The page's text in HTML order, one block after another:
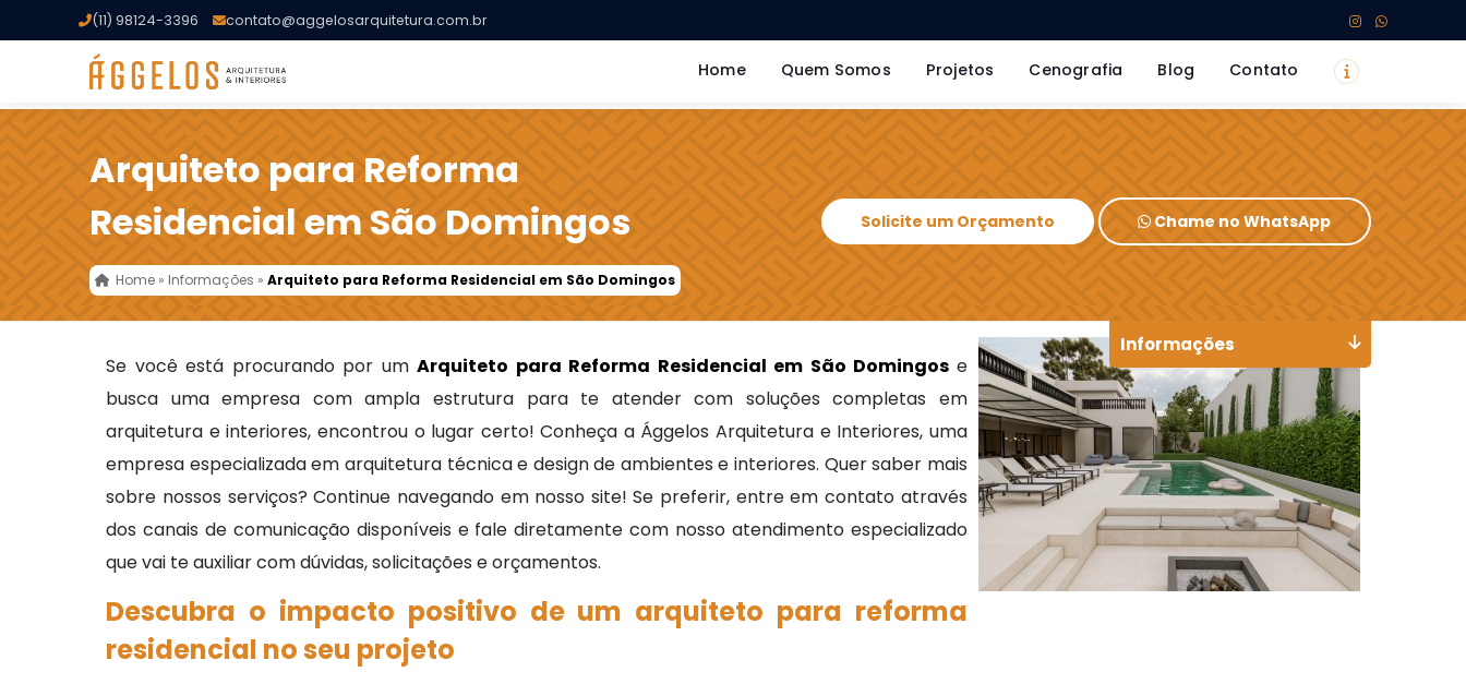
(11) 98124-3396 contato@aggelosarquitetura.com.br
Home Quem Somos Projetos Cenografia Blog Contato
Arquiteto para Reforma
Residencial em São Domingos
Home » Informações »Arquiteto para Reforma Residencial em São Domingos
Solicite um Orçamento Chame no WhatsApp
Se você está procurando por umArquiteto para Reforma Residencial em São Domingos e
busca uma empresa com ampla estrutura para te atender com soluções completas em
arquitetura e interiores, encontrou o lugar certo! Conheça a Ággelos Arquitetura e Interiores, uma
empresa especializada em arquitetura técnica e design de ambientes e interiores. Quer saber mais
sobre nossos serviços? Continue navegando em nosso site! Se preferir, entre em contato através
dos canais de comunicação disponíveis e fale diretamente com nosso atendimento especializado
que vai te auxiliar com dúvidas, solicitações e orçamentos.
Descubra o impacto positivo de um arquiteto para reforma
residencial no seu projeto
Informações